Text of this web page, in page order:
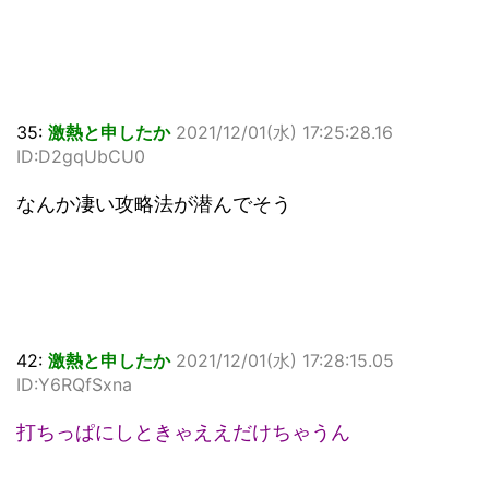
35: 激熱と申したか 2021/12/01(水) 17:25:28.16
ID:D2gqUbCU0
なんか凄い攻略法が潜んでそう
42: 激熱と申したか 2021/12/01(水) 17:28:15.05
ID:Y6RQfSxna
打ちっぱにしときゃええだけちゃうん